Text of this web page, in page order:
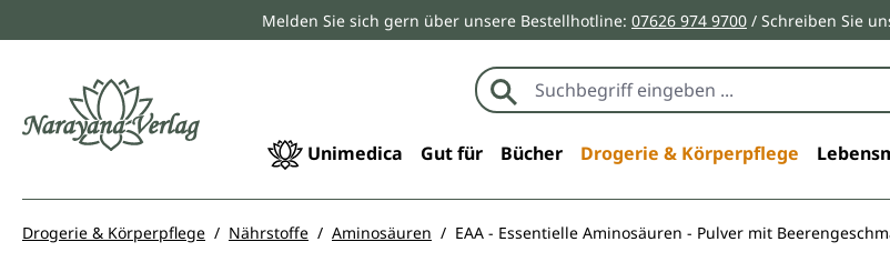
Zur Hauptnavigation springenMelden Sie sich gern über unsere Bestellhotline: 07626 974 9700 / Schreiben Sie
Unimedica Gut für Bücher Drogerie & Körperpflege
Drogerie & Körperpflege Nährstoffe Aminosäuren EAA - Essentielle Aminosäuren - Pulver mit